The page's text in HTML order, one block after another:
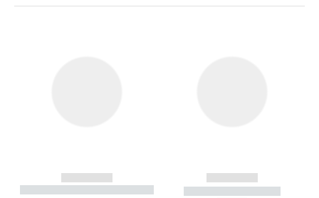
------------
----------- ----------- --------
------------
----------- -----------